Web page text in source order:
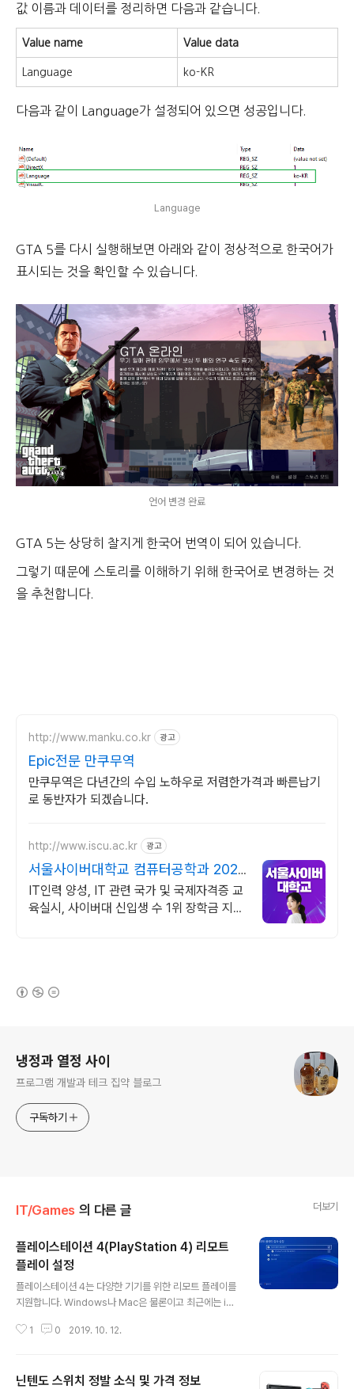
값 이름과 데이터를 정리하면 다음과 같습니다.
Value name Value data
Language ko-KR
다음과 같이 Language가 설정되어 있으면 성공입니다.
Language
GTA 5를 다시 실행해보면 아래와 같이 정상적으로 한국어가
표시되는 것을 확인할 수 있습니다.
언어 변경 완료
GTA 5는 상당히 찰지게 한국어 번역이 되어 있습니다.
그렇기 때문에 스토리를 이해하기 위해 한국어로 변경하는 것
을 추천합니다.
http://www.manku.co.kr 광고
Epic전문 만쿠무역
만쿠무역은 다년간의 수입 노하우로 저렴한가격과 빠른납기
로 동반자가 되겠습니다.
http://www.iscu.ac.kr 광고
서울사이버대학교 컴퓨터공학과 2026
가을학기 신편입생
IT인력 양성, IT 관련 국가 및 국제자격증 교
육실시, 사이버대 신입생 수 1위 장학금 지급
냉정과 열정 사이
프로그램 개발과 테크 집약 블로그
구독하기
IT/Games 의 다른 글 더보기
플레이스테이션 4(PlayStation 4) 리모트
플레이 설정
플레이스테이션 4는 다양한 기기를 위한 리모트 플레이를
지원합니다. Windows나 Mac은 물론이고 최근에는 iOS
레이를 즐기기 위해서는 몇 가지 설정이 필요합니다. 리모
로 이동합니다. 설정 메뉴에서 리모트 플레이 접속 설정 메
1 0 2019. 10. 12.
닌텐도 스위치 정발 소식 및 가격 정보